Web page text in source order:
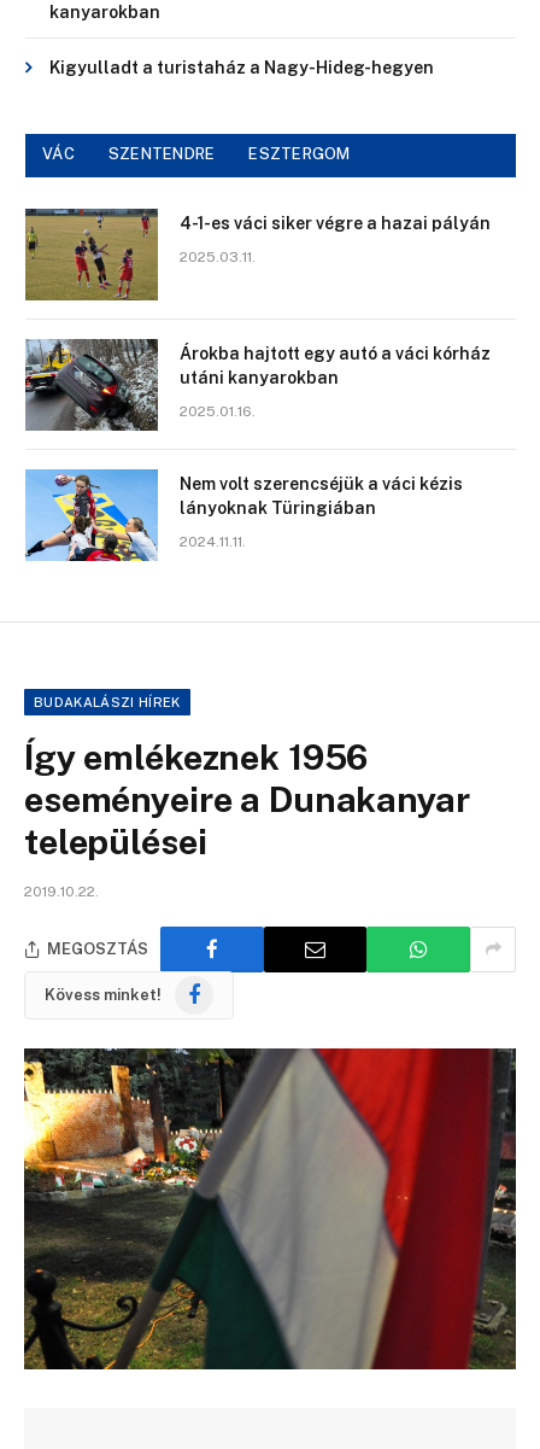
kanyarokban
Kigyulladt a turistaház a Nagy-Hideg-hegyen
VÁC SZENTENDRE ESZTERGOM
4-1-es váci siker végre a hazai pályán
2025.03.11.
Árokba hajtott egy autó a váci kórház
utáni kanyarokban
2025.01.16.
Nem volt szerencséjük a váci kézis
lányoknak Türingiában
2024.11.11.
BUDAKALÁSZI HÍREK
Így emlékeznek 1956
eseményeire a Dunakanyar
települései
2019.10.22.
MEGOSZTÁS
Kövess minket! Facebook